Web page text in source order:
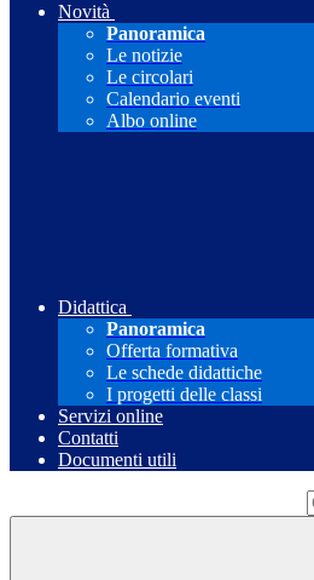
Novità
Panoramica
Le notizie
Le circolari
Calendario eventi
Albo online
Didattica
Panoramica
Offerta formativa
Le schede didattiche
I progetti delle classi
Servizi online
Contatti
Documenti utili